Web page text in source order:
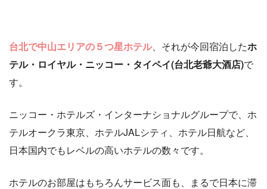
台北で中山エリアの５つ星ホテル、それが今回宿泊したホ
テル・ロイヤル・ニッコー・タイペイ(台北老爺大酒店)で
す。
ニッコー・ホテルズ・インターナショナルグループで、ホ
テルオークラ東京、ホテルJALシティ、ホテル日航など、
日本国内でもレベルの高いホテルの数々です。
ホテルのお部屋はもちろんサービス面も、まるで日本に滞